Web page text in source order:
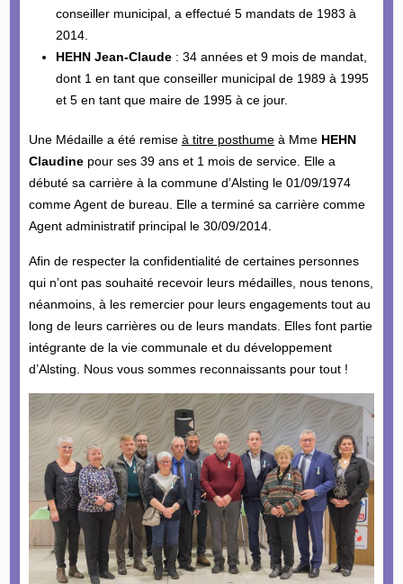
conseiller municipal, a effectué 5 mandats de 1983 à
2014.
HEHN Jean-Claude: 34 années et 9 mois de mandat,
dont 1 en tant que conseiller municipal de 1989 à 1995
et 5 en tant que maire de 1995 à ce jour.
Une Médaille a été remise à titre posthumeà Mme HEHN
Claudinepour ses 39 ans et 1 mois de service. Elle a
débuté sa carrière à la commune d’Alsting le 01/09/1974
comme Agent de bureau. Elle a terminé sa carrière comme
Agent administratif principal le 30/09/2014.
Afin de respecter la confidentialité de certaines personnes
qui n’ont pas souhaité recevoir leurs médailles, nous tenons,
néanmoins, à les remercier pour leurs engagements tout au
long de leurs carrières ou de leurs mandats. Elles font partie
intégrante de la vie communale et du développement
d’Alsting. Nous vous sommes reconnaissants pour tout !